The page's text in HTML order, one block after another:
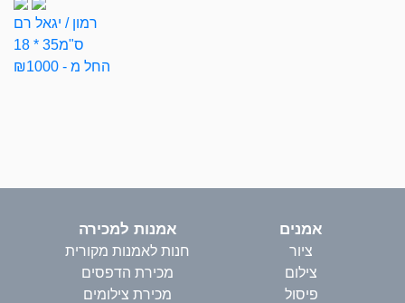
רמון / יגאל רם
18 * 35ס"מ
החל מ - ₪1000
אמנים
ציור
צילום
פיסול
אמנות למכירה
חנות לאמנות מקורית
מכירת הדפסים
מכירת צילומים